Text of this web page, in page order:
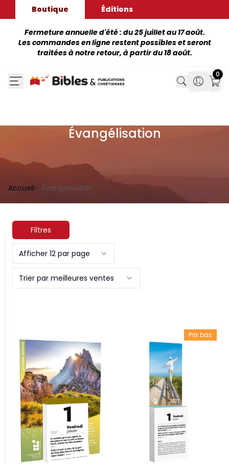
Boutique Éditions
Fermeture annuelle d'été : du 25 juillet au 17 août.
Les commandes en ligne restent possibles et seront
traitées à notre retour, à partir du 18 août.
Search
Search
0
Évangélisation
Accueil Évangélisation
Filtres
Afficher 12 par page
Trier par meilleures ventes
Prix bas